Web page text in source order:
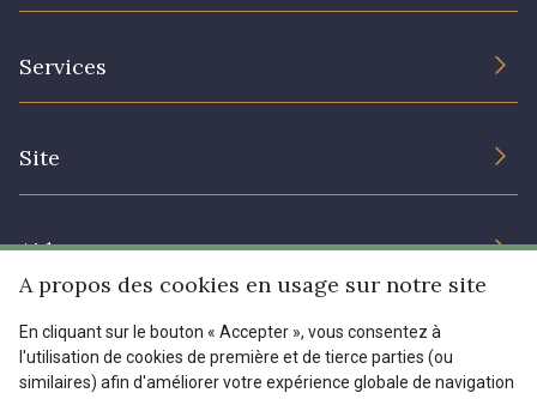
Services
Site
Prix réduits
Aide
Livraison : France, Belgique, International
Retours & réclamations
Menu
A propos des cookies en usage sur notre site
En cliquant sur le bouton « Accepter », vous consentez à
l'utilisation de cookies de première et de tierce parties (ou
similaires) afin d'améliorer votre expérience globale de navigation